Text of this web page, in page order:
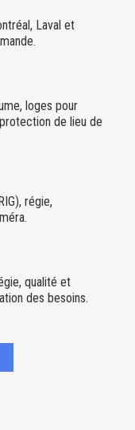
Laval et
loges pour
de lieu de
régie,
qualité et
des besoins.